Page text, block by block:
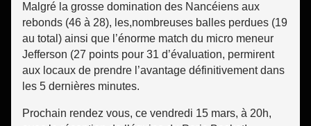
Malgré la grosse domination des Nancéiens aux
rebonds (46 à 28), les,nombreuses balles perdues (19
au total) ainsi que l’énorme match du micro meneur
Jefferson (27 points pour 31 d’évaluation, permirent
aux locaux de prendre l’avantage définitivement dans
les 5 dernières minutes.
Prochain rendez vous, ce vendredi 15 mars, à 20h,